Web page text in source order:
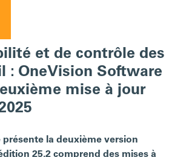
et de contrôle des
: OneVision Software
mise à jour
la deuxième version
25.2 comprend des mises à